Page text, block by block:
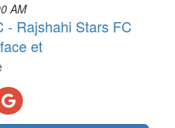
AM
- Rajshahi Stars FC
et